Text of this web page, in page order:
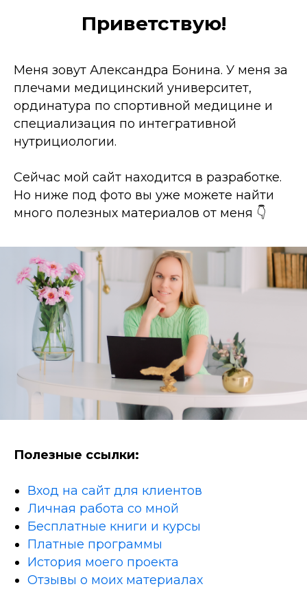
Приветствую!
Меня зовут Александра Бонина. У меня за
плечами медицинский университет,
ординатура по спортивной медицине и
специализация по интегративной
нутрициологии.
Сейчас мой сайт находится в разработке.
Но ниже под фото вы уже можете найти
много полезных материалов от меня 👇
Полезные ссылки:
Вход на сайт для клиентов
Личная работа со мной
Бесплатные книги и курсы
Платные программы
История моего проекта
Отзывы о моих материалах